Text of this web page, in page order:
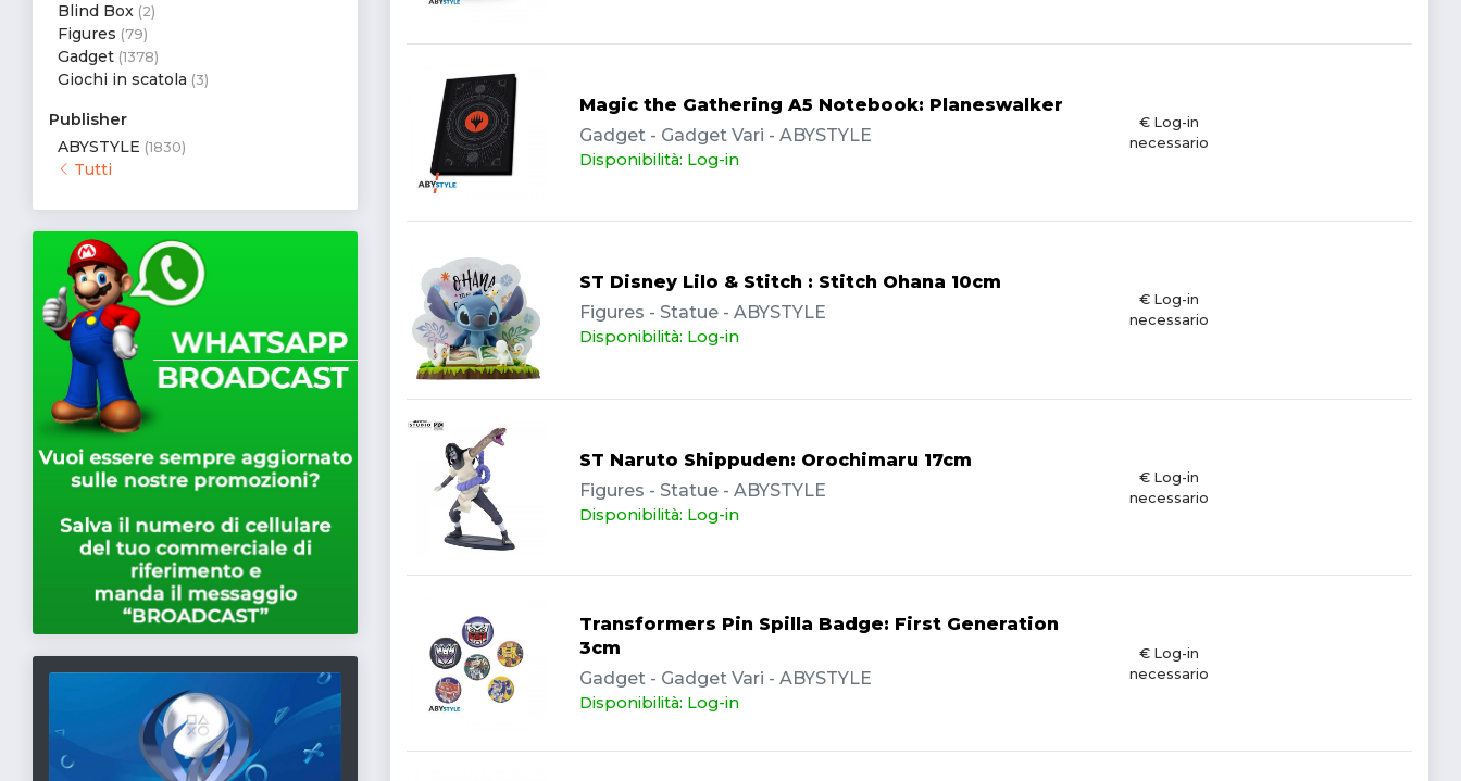
Blind Box (2)
Figures (79)
Gadget (1378)
Giochi in scatola (3)
Publisher
ABYSTYLE (1830)
Tutti
Magic the Gathering A5 Notebook: Planeswalker
Gadget - Gadget Vari - ABYSTYLE
Disponibilità: Log-in
€ Log-in
necessario
ST Disney Lilo & Stitch : Stitch Ohana 10cm
Figures - Statue - ABYSTYLE
Disponibilità: Log-in
€ Log-in
necessario
ST Naruto Shippuden: Orochimaru 17cm
Figures - Statue - ABYSTYLE
Disponibilità: Log-in
€ Log-in
necessario
Transformers Pin Spilla Badge: First Generation
3cm
Gadget - Gadget Vari - ABYSTYLE
Disponibilità: Log-in
€ Log-in
necessario